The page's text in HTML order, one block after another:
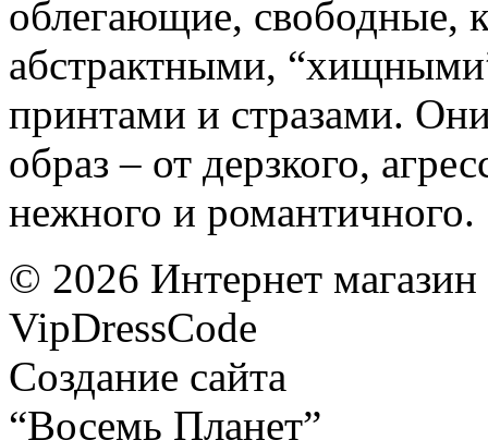
облегающие, свободные,
абстрактными,
принтами и стразами.
образ – от дерзкого,
нежного и романтичного.
© 2026 Интернет магазин
VipDressCode
Создание сайта
“Восемь Планет”